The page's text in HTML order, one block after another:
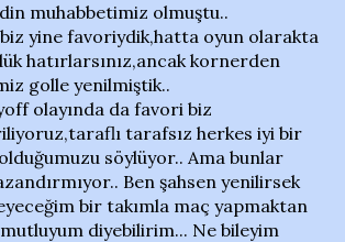
muhabbetimiz olmuştu..
yine favoriydik,hatta oyun olarakta
hatırlarsınız,ancak kornerden
golle yenilmiştik..
olayında da favori biz
tarafsız herkes iyi bir
söylüyor.. Ama bunlar
Ben şahsen yenilirsek
bir takımla maç yapmaktan
mutluyum diyebilirim... Ne bileyim